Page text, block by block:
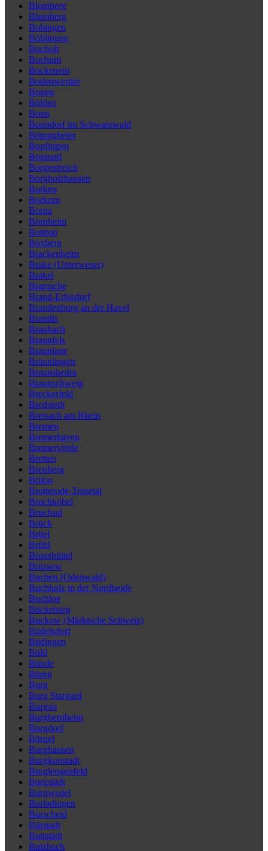
Blomberg
Blumberg
Bobingen
Böblingen
Bocholt
Bochum
Bockenem
Bodenwerder
Bogen
Böhlen
Bonn
Bonndorf im Schwarzwald
Bönnigheim
Bopfingen
Boppard
Borgentreich
Borgholzhausen
Borken
Borkum
Borna
Bornheim
Bottrop
Boxberg
Brackenheim
Brake (Unterweser)
Brakel
Bramsche
Brand-Erbisdorf
Brandenburg an der Havel
Brandis
Braubach
Braunfels
Braunlage
Bräunlingen
Braunsbedra
Braunschweig
Breckerfeld
Bredstedt
Breisach am Rhein
Bremen
Bremerhaven
Bremervörde
Bretten
Breuberg
Brilon
Brotterode-Trusetal
Bruchköbel
Bruchsal
Brück
Brüel
Brühl
Brunsbüttel
Brüssow
Buchen (Odenwald)
Buchholz in der Nordheide
Buchloe
Bückeburg
Buckow (Märkische Schweiz)
Büdelsdorf
Büdingen
Bühl
Bünde
Büren
Burg
Burg Stargard
Burgau
Burgbernheim
Burgdorf
Bürgel
Burghausen
Burgkunstadt
Burglengenfeld
Burgstädt
Burgwedel
Burladingen
Burscheid
Bürstadt
Buttstädt
Butzbach